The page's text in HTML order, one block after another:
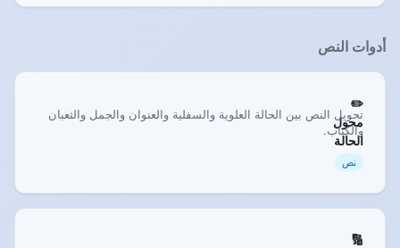
أدوات النص
✏️
محول
الحالة
تحويل النص بين الحالة العلوية والسفلية والعنوان والجمل والثعبان
والكباب.
نص
🔢